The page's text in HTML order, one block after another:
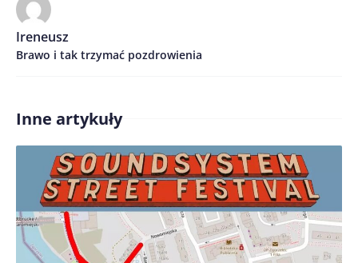
pisania kolejnych komentarzy.
Ireneusz
Brawo i tak trzymać pozdrowienia
Inne artykuły